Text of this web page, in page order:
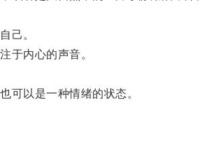
己。
于内心的声音。
以是一种情绪的状态。